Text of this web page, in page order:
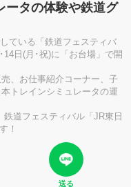
ータの体験や鉄道グ
ている「鉄道フェスティバ
日(月･祝)に「お台場」で開
、お仕事紹介コーナー、子
トレインシミュレータの運
道フェスティバル「JR東日
！
送る